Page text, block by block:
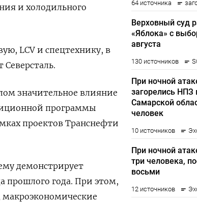
и холодильного
LCV и спецтехнику, в
значительное влияние
программы
проектов Транснефти
демонстрирует
прошлого года. При этом,